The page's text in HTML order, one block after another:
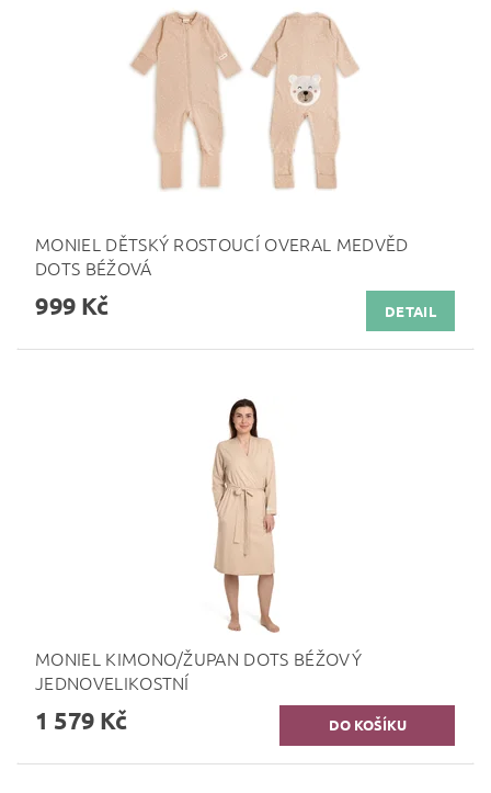
MONIEL DĚTSKÝ ROSTOUCÍ OVERAL MEDVĚD
DOTS BÉŽOVÁ
999 Kč DETAIL
MONIEL KIMONO/ŽUPAN DOTS BÉŽOVÝ
JEDNOVELIKOSTNÍ
1 579 Kč